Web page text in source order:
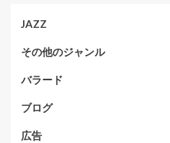
JAZZ
その他のジャンル
バラード
ブログ
広告